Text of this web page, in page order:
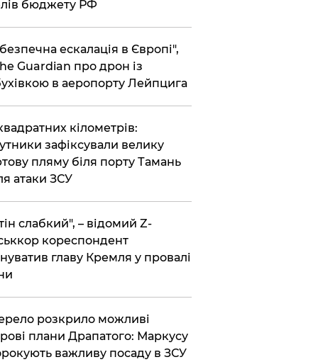
бюджету РФ
ескалація в Європі",
Guardian про дрон із
в аеропорту Лейпцига
кілометрів:
зафіксували велику
пляму біля порту Тамань
атаки ЗСУ
слабкий", – відомий Z-
кореспондент
главу Кремля у провалі
розкрило можливі
плани Драпатого: Маркусу
важливу посаду в ЗСУ